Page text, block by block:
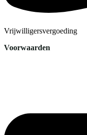
Vrijwilligersvergoeding
Voorwaarden